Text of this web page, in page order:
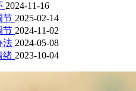
2024-11-16
节 2025-02-14
节 2024-11-02
法 2024-05-08
绪 2023-10-04